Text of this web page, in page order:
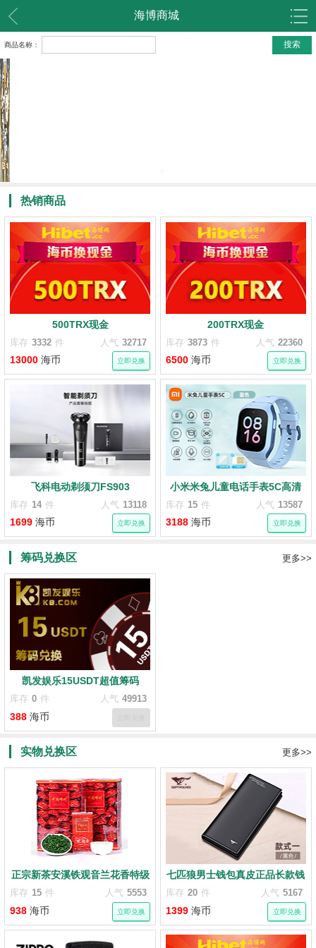
海博商城
商品名称：
热销商品
500TRX现金
人气 32717
库存 3332 件
13000 海币 立即兑换
200TRX现金
人气 22360
库存 3873 件
6500 海币 立即兑换
飞科电动剃须刀FS903
人气 13118
库存 14 件
1699 海币 立即兑换
小米米兔儿童电话手表5C高清
视频通话定位人气 13587
库存 15 件
3188 海币 立即兑换
更多>>
筹码兑换区
凯发娱乐15USDT超值筹码
人气 49913
库存 0 件
388 海币
更多>>
实物兑换区
正宗新茶安溪铁观音兰花香特级
秋茶浓香型茶叶500g
人气 5553
库存 15 件
938 海币 立即兑换
七匹狼男士钱包真皮正品长款钱
人气 5167
库存 20 件
1399 海币 立即兑换